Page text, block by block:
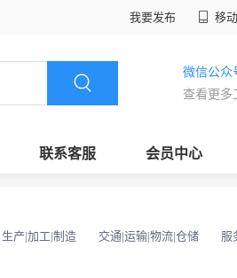
我要发布 移
微信公众
查看更多
联系客服 会员中心
生产|加工|制造 交通|运输|物流|仓储
服